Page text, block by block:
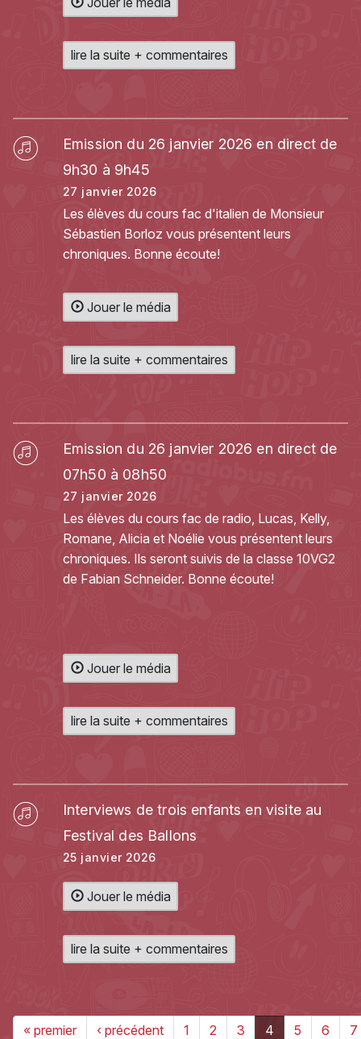
lire la suite + commentaires
Emission du 26 janvier 2026 en direct de
9h30 à 9h45
27 janvier 2026
Les élèves du cours fac d'italien de Monsieur
Sébastien Borloz vous présentent leurs
chroniques. Bonne écoute!
Jouer le média
lire la suite + commentaires
Emission du 26 janvier 2026 en direct de
07h50 à 08h50
27 janvier 2026
Les élèves du cours fac de radio, Lucas, Kelly,
Romane, Alicia et Noélie vous présentent leurs
chroniques. Ils seront suivis de la classe 10VG2
de Fabian Schneider. Bonne écoute!
Jouer le média
lire la suite + commentaires
Interviews de trois enfants en visite au
Festival des Ballons
25 janvier 2026
Jouer le média
lire la suite + commentaires
« premier ‹ précédent 1 2 3 4 5 6 7